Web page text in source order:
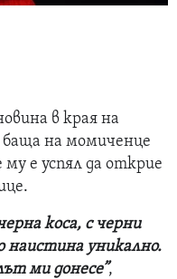
в края на
баща на момиченце
е успял да открие
коса, с черни
наистина уникално.
ми донесе”,